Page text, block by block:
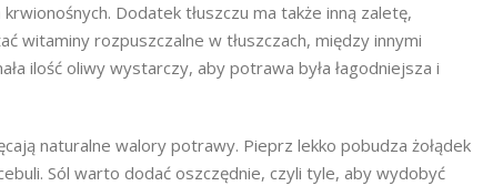
Dodatek tłuszczu ma także inną zaletę,
witaminy rozpuszczalne w tłuszczach, między innymi
ilość oliwy wystarczy, aby potrawa była łagodniejsza i
naturalne walory potrawy. Pieprz lekko pobudza żołądek
Sól warto dodać oszczędnie, czyli tyle, aby wydobyć